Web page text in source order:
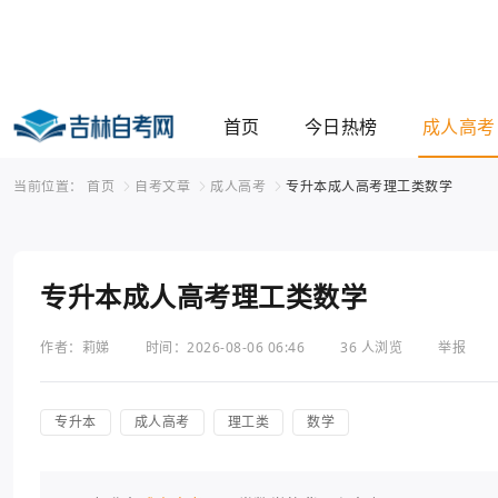
首页 今日热榜 成人高考
当前位置： 首页 自考文章 成人高考 专升本成人高考理工类数学
专升本成人高考理工类数学
作者：莉娣 时间：2026-08-06 06:46 36 人浏览 举报
专升本 成人高考 理工类 数学